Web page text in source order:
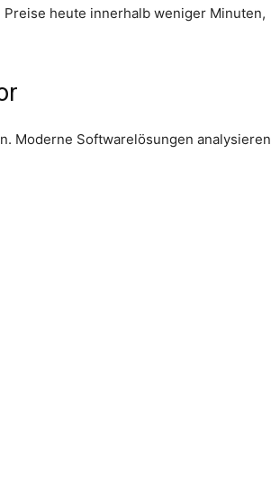
heute innerhalb weniger Minuten,
Moderne Softwarelösungen analysieren